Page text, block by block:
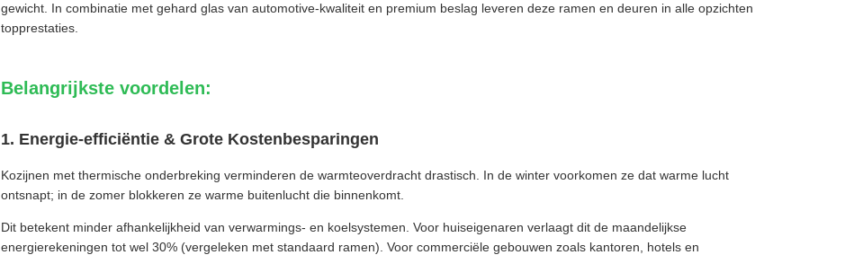
gewicht. In combinatie met gehard glas van automotive-kwaliteit en premium beslag leveren deze ramen en deuren in alle opzichten
topprestaties.
Belangrijkste voordelen:
1. Energie-efficiëntie & Grote Kostenbesparingen
Kozijnen met thermische onderbreking verminderen de warmteoverdracht drastisch. In de winter voorkomen ze dat warme lucht
ontsnapt; in de zomer blokkeren ze warme buitenlucht die binnenkomt.
Dit betekent minder afhankelijkheid van verwarmings- en koelsystemen. Voor huiseigenaren verlaagt dit de maandelijkse
energierekeningen tot wel 30% (vergeleken met standaard ramen). Voor commerciële gebouwen zoals kantoren, hotels en